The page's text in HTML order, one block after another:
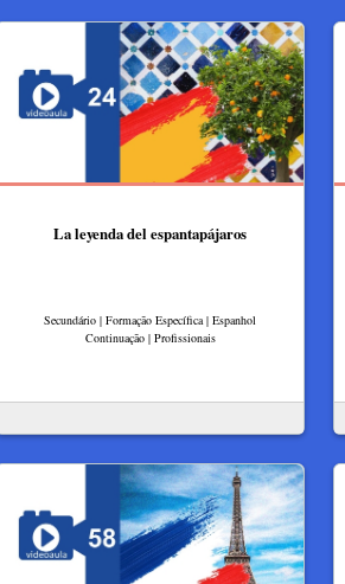
La leyenda del espantapájaros
Secundário | Formação Específica | Espanhol
Continuação | Profissionais